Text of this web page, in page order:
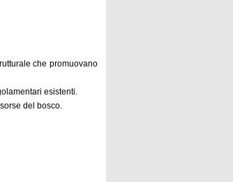
che promuovano
esistenti.
del bosco.